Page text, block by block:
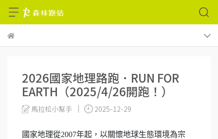
2026國家地理路跑．RUN FOR
EARTH（2025/4/26開跑！）
馬拉松小幫手 2025-12-29
國家地理從2007年起，以關懷地球生態環境為宗